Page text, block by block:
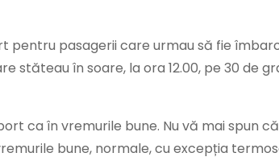
pentru pasagerii care urmau să fie
stăteau în soare, la ora 12.00, pe 30 de
ca în vremurile bune. Nu vă mai spun
bune, normale, cu excepția